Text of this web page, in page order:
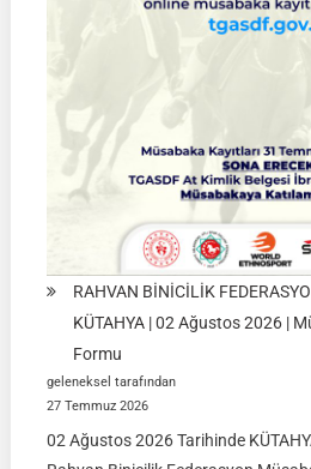
01
RAHVAN BİNİCİLİK
KÜTAHYA | 02 Ağustos 2026 |
Formu
geleneksel tarafından
27 Temmuz 2026
02 Ağustos 2026 Tarihinde